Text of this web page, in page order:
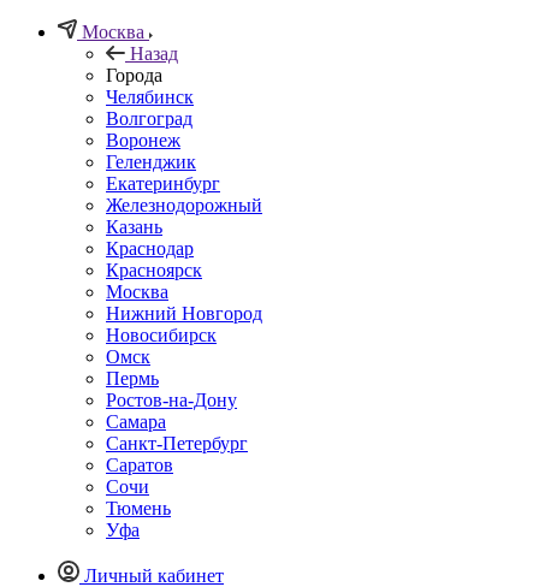
Москва
Назад
Города
Челябинск
Волгоград
Воронеж
Геленджик
Екатеринбург
Железнодорожный
Казань
Краснодар
Красноярск
Москва
Нижний Новгород
Новосибирск
Омск
Пермь
Ростов-на-Дону
Самара
Санкт-Петербург
Саратов
Сочи
Тюмень
Уфа
Личный кабинет